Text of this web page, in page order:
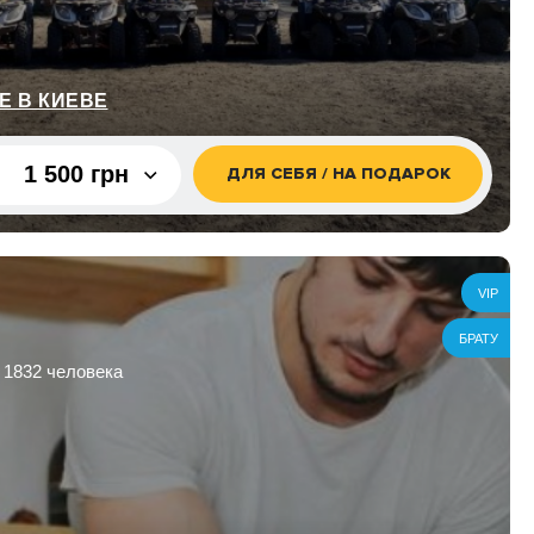
2 000 грн
3 000 грн
4 000 грн
5 000 грн
10 000
В КИЕВЕ
1 500 грн
1 час
2 300 грн
2
4 200 грн
ДЛЯ СЕБЯ / НА ПОДАРОК
человека
VIP
БРАТУ